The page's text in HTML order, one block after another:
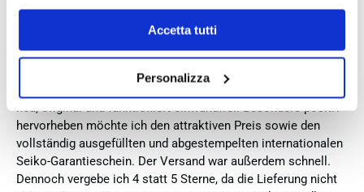
Se vuoi saperne di più consulta laprivacy policye la
Accetta tutti
Personalizza
Acquirente verificato
neu, original und funktioniert einwandfrei. Besonders positiv
hervorheben möchte ich den attraktiven Preis sowie den
vollständig ausgefüllten und abgestempelten internationalen
Seiko-Garantieschein. Der Versand war außerdem schnell.
Dennoch vergebe ich 4 statt 5 Sterne, da die Lieferung nicht